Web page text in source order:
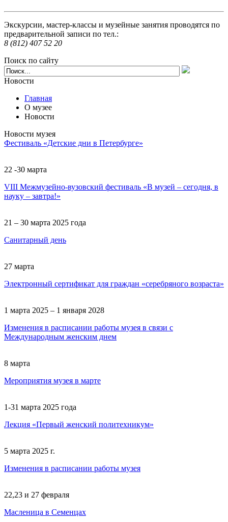
Экскурсии, мастер-классы и музейные занятия проводятся по
предварительной записи по тел.:
8 (812) 407 52 20
Поиск по сайту
Новости
Главная
О музее
Новости
Новости музея
Фестиваль «Детские дни в Петербурге»
22 -30 марта
VIII Межмузейно-вузовский фестиваль «В музей – сегодня, в
науку – завтра!»
21 – 30 марта 2025 года
Санитарный день
27 марта
Электронный сертификат для граждан «серебряного возраста»
1 марта 2025 – 1 января 2028
Изменения в расписании работы музея в связи с
Международным женским днем
8 марта
Мероприятия музея в марте
1-31 марта 2025 года
Лекция «Первый женский политехникум»
5 марта 2025 г.
Изменения в расписании работы музея
22,23 и 27 февраля
Масленица в Семенцах